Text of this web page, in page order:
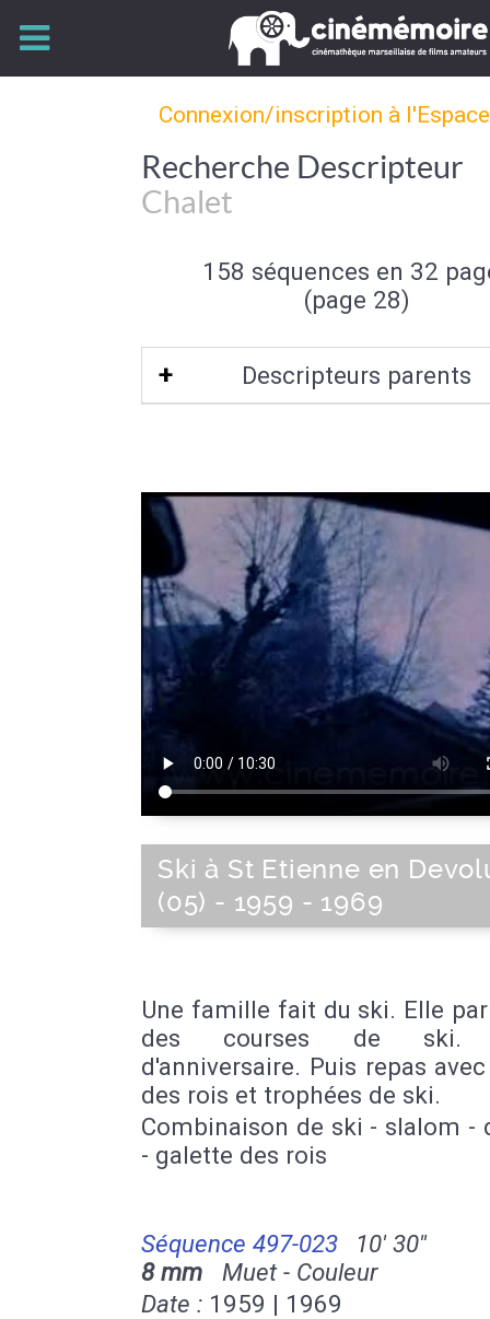
Connexion/inscription à
Recherche Descripteur
Chalet
158 séquences en 32
(page 28)
Descripteurs parents
Ski à St Etienne en
(05) - 1959 - 1969
Une famille fait du ski. Elle
des courses de ski.
d'anniversaire. Puis repas
des rois et trophées de ski.
Combinaison de ski - slalom -
- galette des rois
Séquence 497-023
10' 30''
8 mm Muet - Couleur
Date : 1959 | 1969